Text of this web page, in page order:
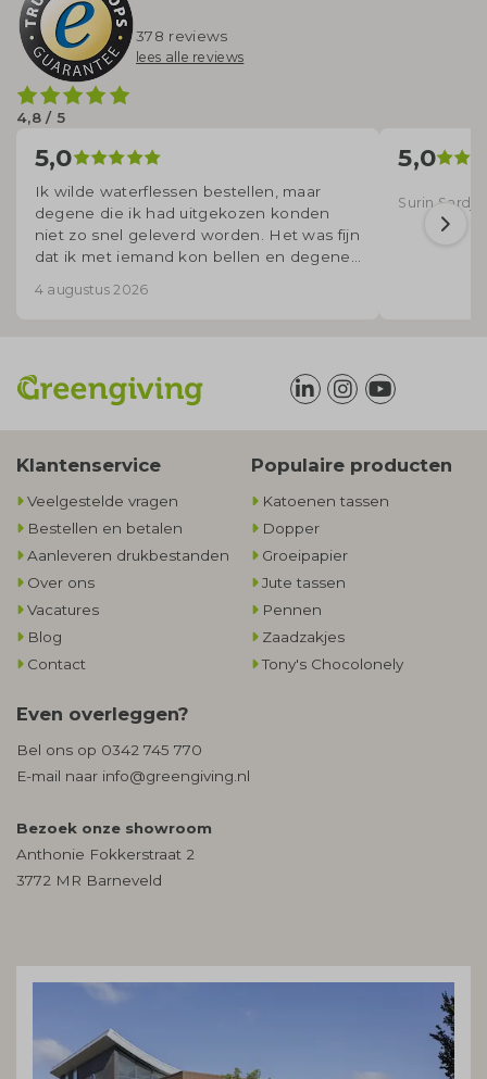
4,8 / 5
378 reviews
lees alle reviews
5,0
Ik wilde waterflessen bestellen, maar
degene die ik had uitgekozen konden
niet zo snel geleverd worden. Het was fijn
dat ik met iemand kon bellen en degene
korte termijn geleverd konden worden.
4 augustus 2026
5,0
Surin
Klantenservice
Veelgestelde vragen
Bestellen en betalen
Aanleveren drukbestanden
Over ons
Vacatures
Blog
Contact
Populaire producten
Katoenen tassen
Dopper
Groeipapier
Jute tassen
Pennen
Zaadzakjes
Tony's Chocolonely
Even overleggen?
Bel ons op 0342 745 770
E-mail naar info@greengiving.nl
Bezoek onze showroom
Anthonie Fokkerstraat 2
3772 MR Barneveld